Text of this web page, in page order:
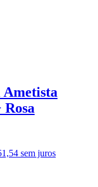
sem juros